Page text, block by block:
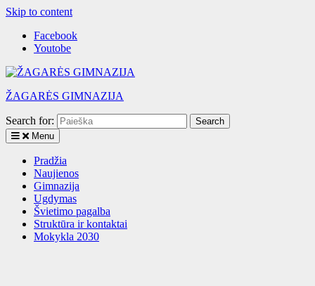
Skip to content
Facebook
Youtobe
ŽAGARĖS GIMNAZIJA
Search for:
Menu
Pradžia
Naujienos
Gimnazija
Ugdymas
Švietimo pagalba
Struktūra ir kontaktai
Mokykla 2030